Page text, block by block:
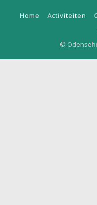
Home Activiteiten
©